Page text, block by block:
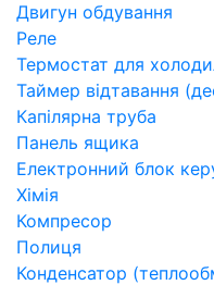
Двигун обдування
Реле
Термостат для
Таймер відтавання
Капілярна труба
Панель ящика
Електронний блок
Хімія
Компресор
Полиця
Конденсатор